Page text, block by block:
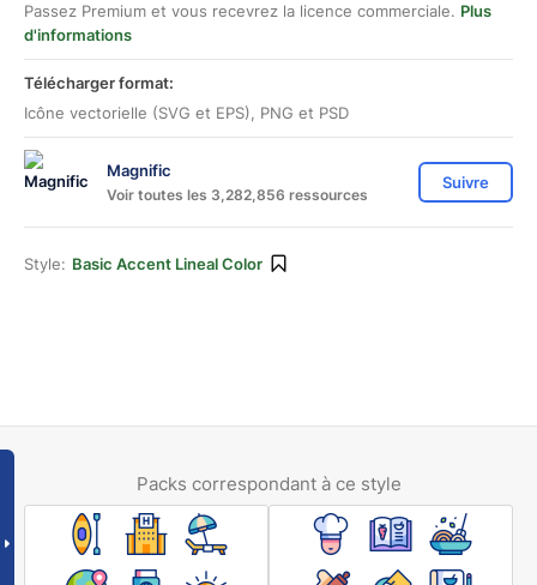
Passez Premium et vous recevrez la licence commerciale. Plus
d'informations
Télécharger format:
Icône vectorielle (SVG et EPS), PNG et PSD
Magnific
Voir toutes les 3,282,856 ressources
Suivre
Style: Basic Accent Lineal Color
Packs correspondant à ce style